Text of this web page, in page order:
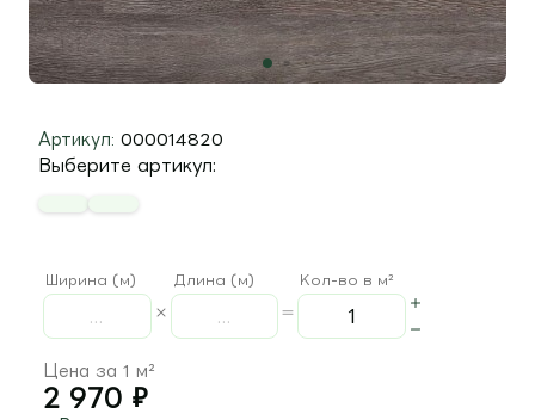
Артикул: 000014820
Выберите артикул:
Ширина (м) Длина (м) Кол-во в м²
Цена за 1 м²
2 970 ₽